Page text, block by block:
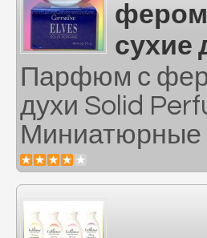
сухие
Парфюм с
духи Solid
Миниатюрные